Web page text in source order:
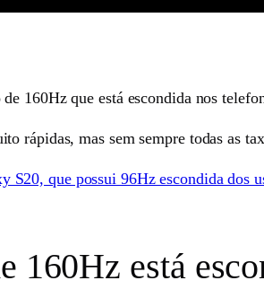
160Hz que está escondida nos
rápidas, mas sem sempre todas as
S20, que possui 96Hz escondida dos
160Hz está